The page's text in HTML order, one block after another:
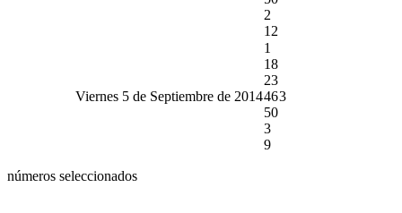
2
12
Viernes 5 de Septiembre de 2014
1
18
23
46
50
3
9
3
números seleccionados